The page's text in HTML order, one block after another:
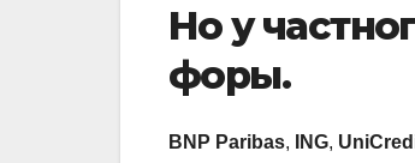
Но у
форы.
BNP Paribas, ING,